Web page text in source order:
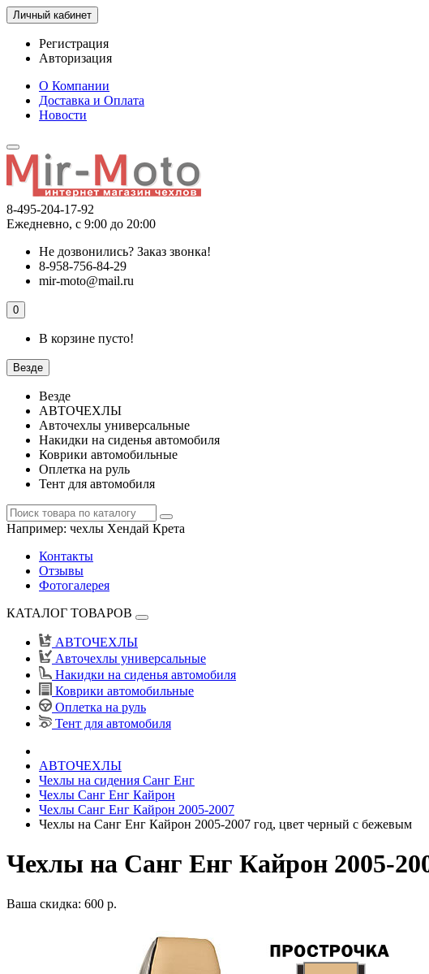
Личный кабинет
Регистрация
Авторизация
О Компании
Доставка и Оплата
Новости
8-495-204-17-92
Ежедневно, с 9:00 до 20:00
Не дозвонились? Заказ звонка!
8-958-756-84-29
mir-moto@mail.ru
0
В корзине пусто!
Везде
Везде
АВТОЧЕХЛЫ
Авточехлы универсальные
Накидки на сиденья автомобиля
Коврики автомобильные
Оплетка на руль
Тент для автомобиля
Например: чехлы Хендай Крета
Контакты
Отзывы
Фотогалерея
КАТАЛОГ ТОВАРОВ
АВТОЧЕХЛЫ
Авточехлы универсальные
Накидки на сиденья автомобиля
Коврики автомобильные
Оплетка на руль
Тент для автомобиля
АВТОЧЕХЛЫ
Чехлы на сидения Санг Енг
Чехлы Санг Енг Кайрон
Чехлы Санг Енг Кайрон 2005-2007
Чехлы на Санг Енг Кайрон 2005-2007 год, цвет черный с бежевым
Чехлы на Санг Енг Кайрон 2005-
Ваша скидка: 600 р.